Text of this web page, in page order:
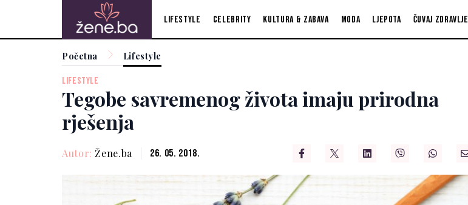
Lifestyle Celebrity Kultura & zabava Moda Ljepota Čuvaj zdravlje
Početna Lifestyle
LIFESTYLE
Tegobe savremenog života imaju prirodna
rješenja
Autor: Žene.ba 26. 05. 2018.